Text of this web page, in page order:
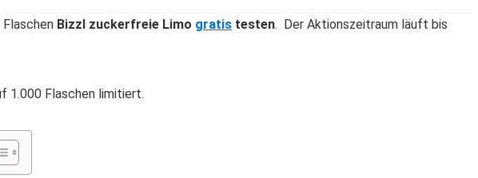
Bizzl zuckerfreie Limo gratis testen. Der Aktionszeitraum läuft bis
1.000 Flaschen limitiert.